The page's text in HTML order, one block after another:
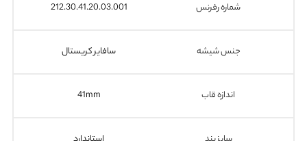
شماره رفرنس 212.30.41.20.03.001
جنس شیشه سافایر کریستال
اندازه قاب 41mm